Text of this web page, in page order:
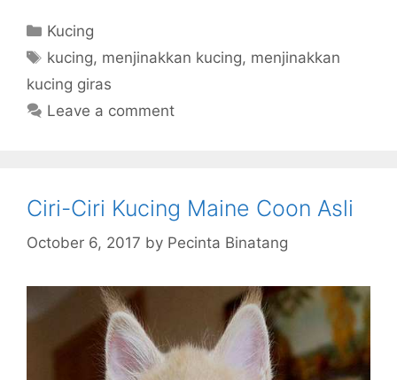
Categories
Kucing
Tags
kucing, menjinakkan kucing, menjinakkan
kucing giras
Leave a comment
Ciri-Ciri Kucing Maine Coon Asli
October 6, 2017 by Pecinta Binatang